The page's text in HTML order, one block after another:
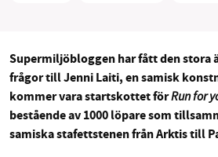
Sök Sparade inlägg
Supermiljöbloggen har fått den stora
frågor till Jenni Laiti, en samisk
kommer vara startskottet förRun for
bestående av 1000 löpare som
samiska stafettstenen från Arktis till